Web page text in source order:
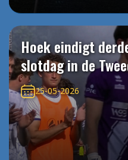
Hoek eindigt
slotdag in de
25-05-2026